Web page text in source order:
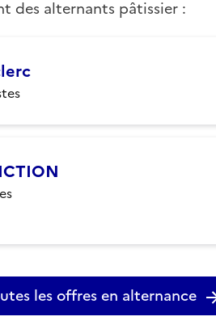
des alternants pâtissier :
les offres en alternance